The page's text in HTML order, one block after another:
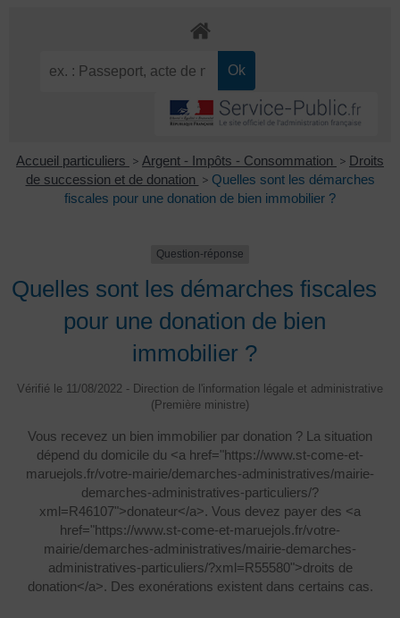
Accueil particuliers > Argent - Impôts - Consommation > Droits
de succession et de donation > Quelles sont les démarches
fiscales pour une donation de bien immobilier ?
Question-réponse
Quelles sont les démarches fiscales
pour une donation de bien
immobilier ?
Vérifié le 11/08/2022 - Direction de l'information légale et administrative
(Première ministre)
Vous recevez un bien immobilier par donation ? La situation
dépend du domicile du <a href="https://www.st-come-et-
maruejols.fr/votre-mairie/demarches-administratives/mairie-
demarches-administratives-particuliers/?
xml=R46107">donateur</a>. Vous devez payer des <a
href="https://www.st-come-et-maruejols.fr/votre-
mairie/demarches-administratives/mairie-demarches-
administratives-particuliers/?xml=R55580">droits de
donation</a>. Des exonérations existent dans certains cas.